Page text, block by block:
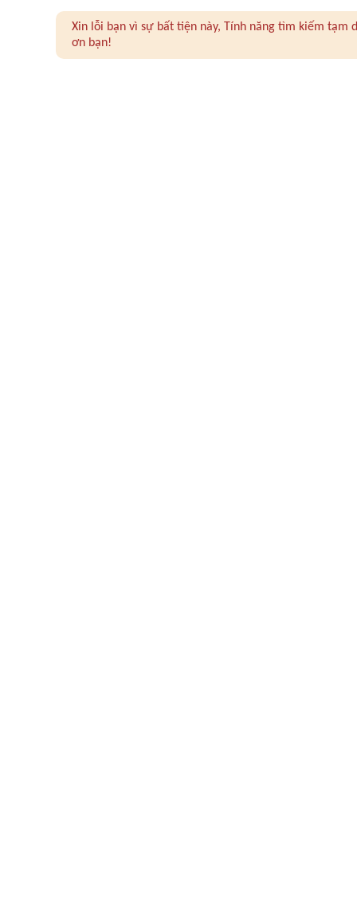
Xin lỗi bạn vì sự bất tiện này, Tính năng tìm kiếm
ơn bạn!